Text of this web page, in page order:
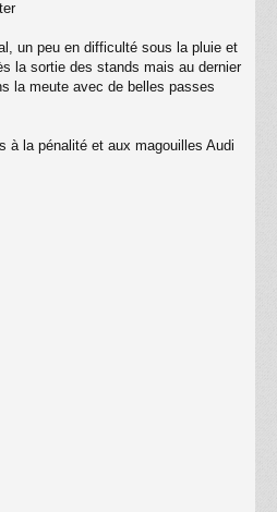
un peu en difficulté sous la pluie et
la sortie des stands mais au dernier
la meute avec de belles passes
à la pénalité et aux magouilles Audi